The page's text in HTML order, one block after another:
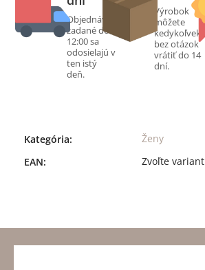
Objednávky
zadané do
12:00 sa
odosielajú v
ten istý
deň.
Výrobok
môžete
kedykoľvek
bez otázok
vrátiť do 14
dní.
Kategória:
Ženy
EAN: Zvoľte variant